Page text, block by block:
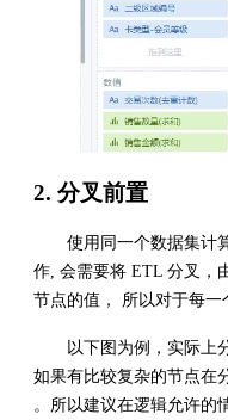
2. 分叉前置
使用同一个数据集计算
作, 会需要将 ETL 分叉，
节点的值， 所以对于每一
以下图为例，实际上分
如果有比较复杂的节点在
。所以建议在逻辑允许的